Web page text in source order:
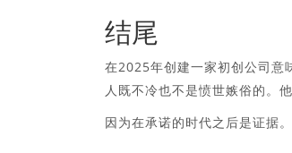
结尾
在2025年创建一家初创公司意
人既不冷也不是愤世嫉俗的。
因为在承诺的时代之后是证据。